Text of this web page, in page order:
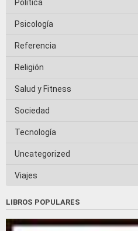
Política
Psicología
Referencia
Religión
Salud y Fitness
Sociedad
Tecnología
Uncategorized
Viajes
LIBROS POPULARES